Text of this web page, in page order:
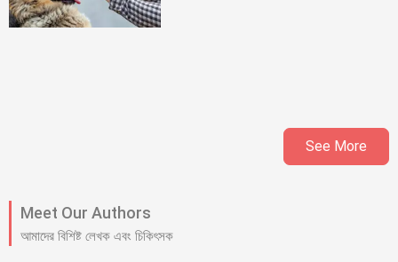
See More
Meet Our Authors
আমাদের বিশিষ্ট লেখক এবং চিকিৎসক